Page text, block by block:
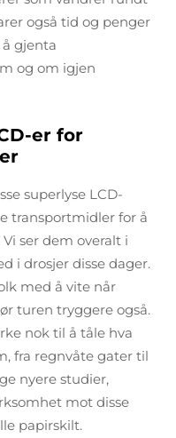
også tid og penger
gjenta
og om igjen
er for
superlyse LCD-
transportmidler for å
ser dem overalt i
i drosjer disse dager.
med å vite når
turen tryggere også.
nok til å tåle hva
fra regnvåte gater til
nyere studier,
mot disse
papirskilt.